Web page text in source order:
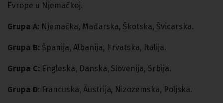
Evrope u Njemačkoj.
Grupa A: Njemačka, Mađarska, Škotska, Švicarska.
Grupa B: Španija, Albanija, Hrvatska, Italija.
Grupa C: Engleska, Danska, Slovenija, Srbija.
Grupa D: Francuska, Austrija, Nizozemska, Poljska.